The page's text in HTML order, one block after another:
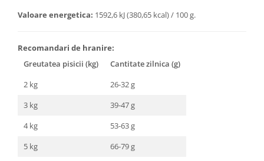
Valoare energetica: 1592,6 kJ (380,65 kcal) / 100 g.
Recomandari de hranire:
Greutatea pisicii (kg)
Cantitate zilnica (g)
2 kg
26-32 g
3 kg
39-47 g
4 kg
53-63 g
5 kg
66-79 g